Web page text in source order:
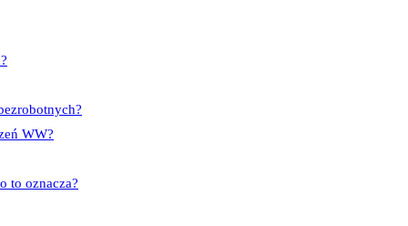
WW?
to oznacza?